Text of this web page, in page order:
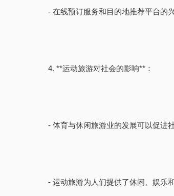
- 在线预订服务和目的地推荐平台的
4. **运动旅游对社会的影响**：
- 体育与休闲旅游业的发展可以促进
- 运动旅游为人们提供了休闲、娱乐